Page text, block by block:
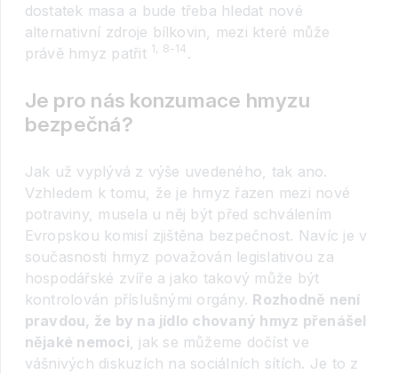
dostatek masa a bude třeba hledat nové
alternativní zdroje bílkovin, mezi které může
právě hmyz patřit 1, 8-14 .
Je pro nás konzumace hmyzu
bezpečná?
Jak už vyplývá z výše uvedeného, tak ano.
Vzhledem k tomu, že je hmyz řazen mezi nové
potraviny, musela u něj být před schválením
Evropskou komisí zjištěna bezpečnost. Navíc je v
současnosti hmyz považován legislativou za
hospodářské zvíře a jako takový může být
kontrolován příslušnými orgány. Rozhodně není
pravdou, že by na jídlo chovaný hmyz přenášel
nějaké nemoci , jak se můžeme dočíst ve
vášnivých diskuzích na sociálních sítích. Je to z